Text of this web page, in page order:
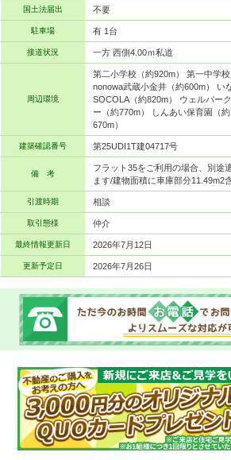
国土法届出 不要
駐車場 有 1台
接道状況 一方 西側4.00ｍ私道
周辺環境
第二小学校（約920m） 第一中学校
nonowa武蔵小金井（約600m） い
SOCOLA（約820m） ウェルパー
ー（約770m） しんあい保育園（
670m）
建築確認番号 第25UDI1T建04717号
備 考
フラット35をご利用の場合、別途
ます/建物面積に車庫部分11.49m2
引渡時期 相談
取引態様 仲介
最終情報更新日 2026年7月12日
更新予定日 2026年7月26日